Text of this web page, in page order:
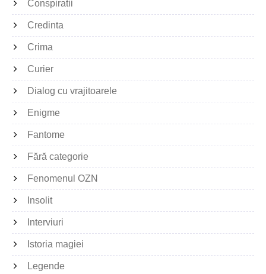
Conspiratii
Credinta
Crima
Curier
Dialog cu vrajitoarele
Enigme
Fantome
Fără categorie
Fenomenul OZN
Insolit
Interviuri
Istoria magiei
Legende